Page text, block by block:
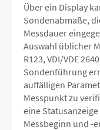
Über ein Display
Sondenabmaße,
Messdauer
Auswahl üblicher
R123, VDI/VDE
Sondenführung
auffälligen
Messpunkt zu
eine
Messbeginn und -